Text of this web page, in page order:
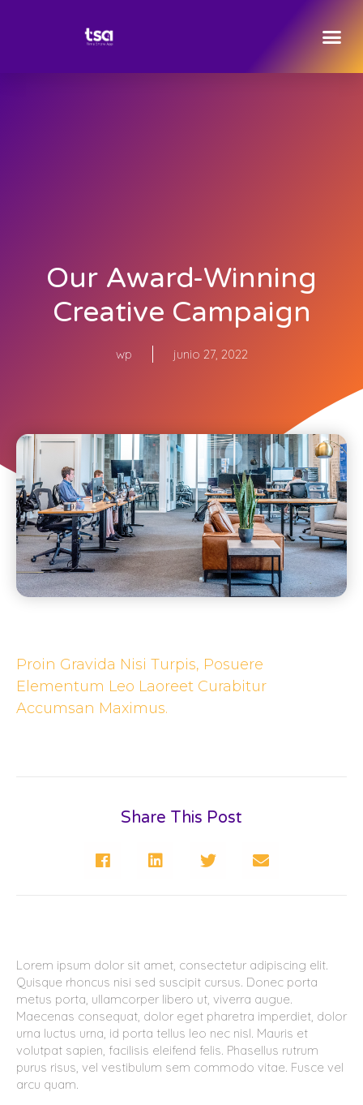
Our Award-Winning
Creative Campaign
wp junio 27, 2022
Proin Gravida Nisi Turpis, Posuere
Elementum Leo Laoreet Curabitur
Accumsan Maximus.
Share This Post
Lorem ipsum dolor sit amet, consectetur adipiscing elit.
Quisque rhoncus nisi sed suscipit cursus. Donec porta
metus porta, ullamcorper libero ut, viverra augue.
Maecenas consequat, dolor eget pharetra imperdiet, dolor
urna luctus urna, id porta tellus leo nec nisl. Mauris et
volutpat sapien, facilisis eleifend felis. Phasellus rutrum
purus risus, vel vestibulum sem commodo vitae. Fusce vel
arcu quam.